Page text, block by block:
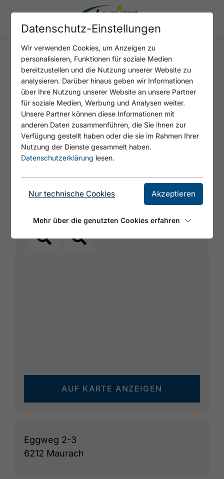
HOTEL VIER JAHRESZEITEN
© https://unsplash.com/s/photos/charging-station
AUF KARTE ANZEIGEN
Eggweg 2-3
6212 Maurach
Datenschutz-Einstellungen
Wir verwenden Cookies, um Anzeigen zu
personalisieren, Funktionen für soziale Medien
bereitzustellen und die Nutzung unserer Website zu
analysieren. Darüber hinaus geben wir Informationen
über Ihre Nutzung unserer Website an unsere Partner
für soziale Medien, Werbung und Analysen weiter.
Unsere Partner können diese Informationen mit
anderen Daten zusammenführen, die Sie ihnen zur
Verfügung gestellt haben oder die sie im Rahmen Ihrer
Nutzung der Dienste gesammelt haben.
Datenschutzerklärung lesen.
Nur technische Cookies Akzeptieren
Mehr über die genutzten Cookies erfahren